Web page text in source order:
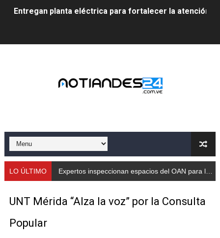
Entregan planta eléctrica para fortalecer la atención
Campo Elías avanza con plan de asfaltado
Venezuela instala su primer detector de
Consolidan planificación técnica en el Complejo
Gobernación de Mérida instalará mesa de trabajo con
Niños merideños potencian su talento en plan
LO ÚLTIMO Expertos inspeccionan espacios del OAN para la instalación del detector Cherenkov de agua
UNT Mérida “Alza la voz” por la Consulta
Popular